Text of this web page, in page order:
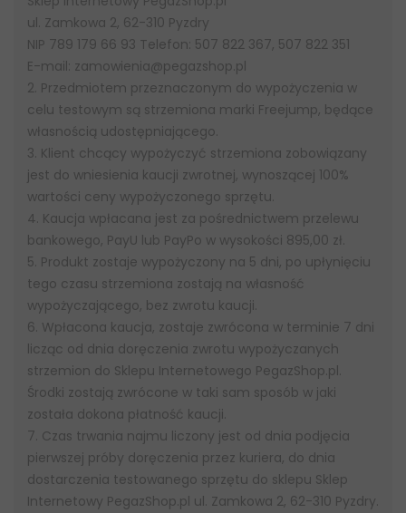
ul. Zamkowa 2, 62-310 Pyzdry
NIP 789 179 66 93 Telefon: 507 822 367, 507 822 351
E-mail: zamowienia@pegazshop.pl
2. Przedmiotem przeznaczonym do wypożyczenia w
celu testowym są strzemiona marki Freejump, będące
własnością udostępniającego.
3. Klient chcący wypożyczyć strzemiona zobowiązany
jest do wniesienia kaucji zwrotnej, wynoszącej 100%
wartości ceny wypożyczonego sprzętu.
4. Kaucja wpłacana jest za pośrednictwem przelewu
bankowego, PayU lub PayPo w wysokości 895,00 zł.
5. Produkt zostaje wypożyczony na 5 dni, po upłynięciu
tego czasu strzemiona zostają na własność
wypożyczającego, bez zwrotu kaucji.
6. Wpłacona kaucja, zostaje zwrócona w terminie 7 dni
licząc od dnia doręczenia zwrotu wypożyczanych
strzemion do Sklepu Internetowego PegazShop.pl.
Środki zostają zwrócone w taki sam sposób w jaki
została dokona płatność kaucji.
7. Czas trwania najmu liczony jest od dnia podjęcia
pierwszej próby doręczenia przez kuriera, do dnia
dostarczenia testowanego sprzętu do sklepu Sklep
Internetowy PegazShop.pl ul. Zamkowa 2, 62-310 Pyzdry.